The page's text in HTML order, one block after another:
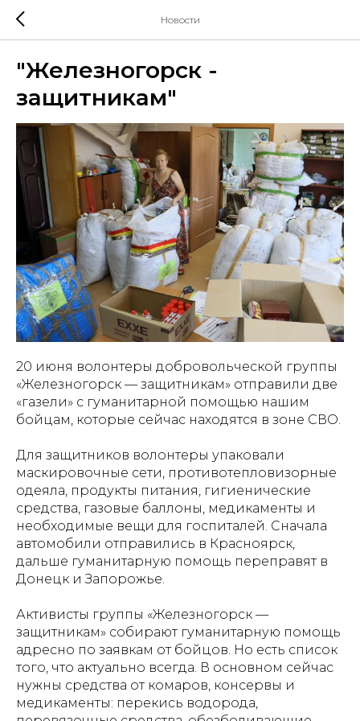
Новости
"Железногорск -
защитникам"
20 июня волонтеры добровольческой группы
«Железногорск — защитникам» отправили две
«газели» с гуманитарной помощью нашим
бойцам, которые сейчас находятся в зоне СВО.
Для защитников волонтеры упаковали
маскировочные сети, противотепловизорные
одеяла, продукты питания, гигиенические
средства, газовые баллоны, медикаменты и
необходимые вещи для госпиталей. Сначала
автомобили отправились в Красноярск,
дальше гуманитарную помощь переправят в
Донецк и Запорожье.
Активисты группы «Железногорск —
защитникам» собирают гуманитарную помощь
адресно по заявкам от бойцов. Но есть список
того, что актуально всегда. В основном сейчас
нужны средства от комаров, консервы и
медикаменты: перекись водорода,